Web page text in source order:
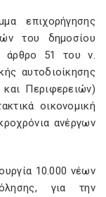
επιχορήγησης
του δημοσίου
άρθρο 51 του ν.
αυτοδιοίκησης
Περιφερειών)
οικονομική
ανέργων
10.000 νέων
για την